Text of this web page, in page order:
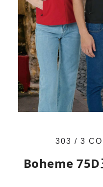
303 / 3
Boheme 75D